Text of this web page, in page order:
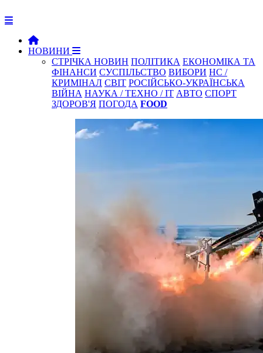
НОВИНИ
СТРІЧКА НОВИН ПОЛІТИКА ЕКОНОМІКА ТА
ФІНАНСИ СУСПІЛЬСТВО ВИБОРИ НС /
КРИМІНАЛ СВІТ РОСІЙСЬКО-УКРАЇНСЬКА
ВІЙНА НАУКА / ТЕХНО / IT АВТО СПОРТ
ЗДОРОВ'Я ПОГОДА FOOD